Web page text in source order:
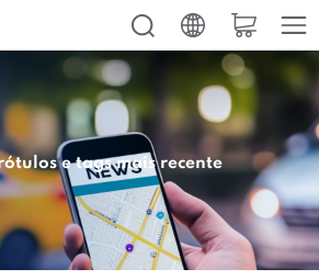
e tags mais recente